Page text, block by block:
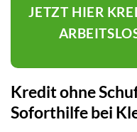
JETZT HIER
Kredit ohne
Soforthilfe bei